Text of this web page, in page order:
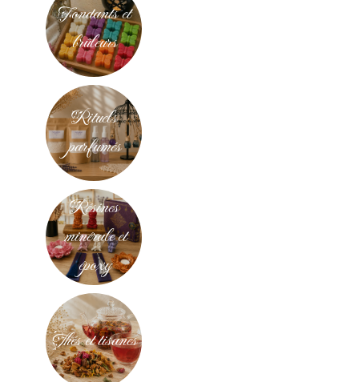
Fondants et
brûleurs
Rituels
parfumés
Résines
minérale et
époxy
Thés et tisanes